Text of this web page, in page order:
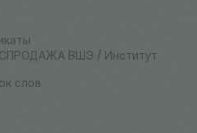
/ Институт
слов